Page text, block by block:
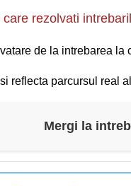
pentru toți
dat acest semnal,
unui dispozitiv cu
orientată către sol,
de deplasare a
rezolvati
de la intrebarea
reflecta parcursul real
Mergi la